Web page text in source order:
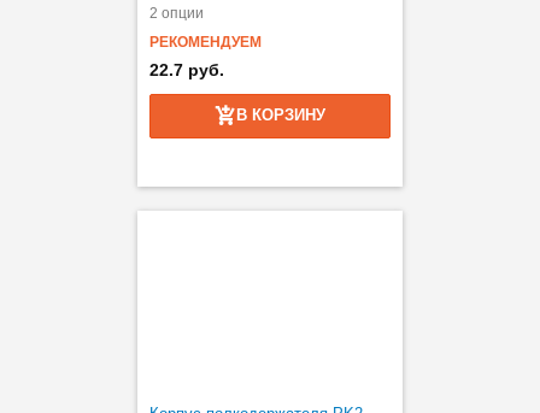
2 опции
РЕКОМЕНДУЕМ
22.7 руб.
В КОРЗИНУ